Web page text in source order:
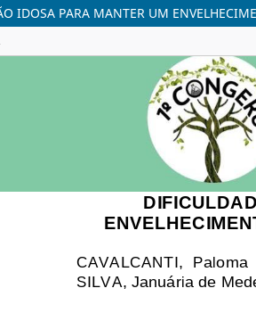
IDOSA PARA MANTER UM